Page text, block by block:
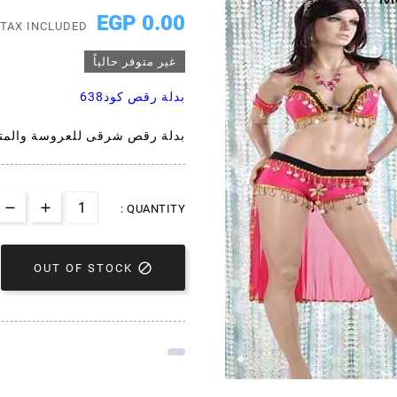
0.00 EGP
TAX INCLUDED
غير متوفر حالياً
بدلة رقص كود638
بدلة رقص شرقى للعروسة
QUANTITY :

OUT OF STOCK